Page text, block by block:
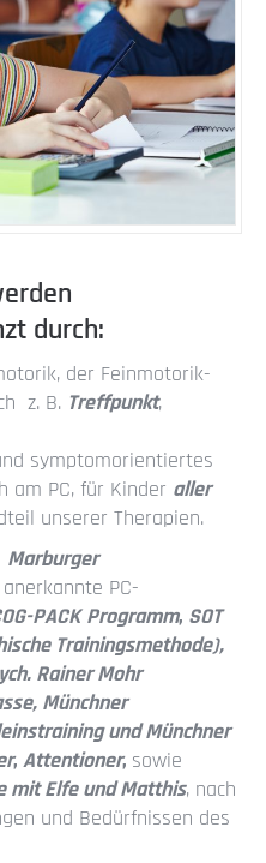
durch:
der Feinmotorik-
z. B. Treffpunkt,
symptomorientiertes
am PC, für Kinder aller
unserer Therapien.
Marburger
PC-
PACK Programm, SOT
Trainingsmethode),
Rainer Mohr
Münchner
und Münchner
, Attentioner, sowie
mit Elfe und Matthis, nach
und Bedürfnissen des